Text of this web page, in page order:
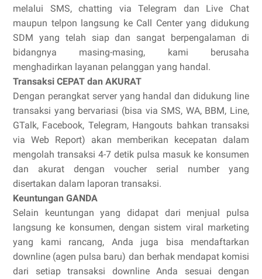
melalui SMS, chatting via Telegram dan Live Chat
maupun telpon langsung ke Call Center yang didukung
SDM yang telah siap dan sangat berpengalaman di
bidangnya masing-masing, kami berusaha
menghadirkan layanan pelanggan yang handal.
Transaksi CEPAT dan AKURAT
Dengan perangkat server yang handal dan didukung line
transaksi yang bervariasi (bisa via SMS, WA, BBM, Line,
GTalk, Facebook, Telegram, Hangouts bahkan transaksi
via Web Report) akan memberikan kecepatan dalam
mengolah transaksi 4-7 detik pulsa masuk ke konsumen
dan akurat dengan voucher serial number yang
disertakan dalam laporan transaksi.
Keuntungan GANDA
Selain keuntungan yang didapat dari menjual pulsa
langsung ke konsumen, dengan sistem viral marketing
yang kami rancang, Anda juga bisa mendaftarkan
downline (agen pulsa baru) dan berhak mendapat komisi
dari setiap transaksi downline Anda sesuai dengan